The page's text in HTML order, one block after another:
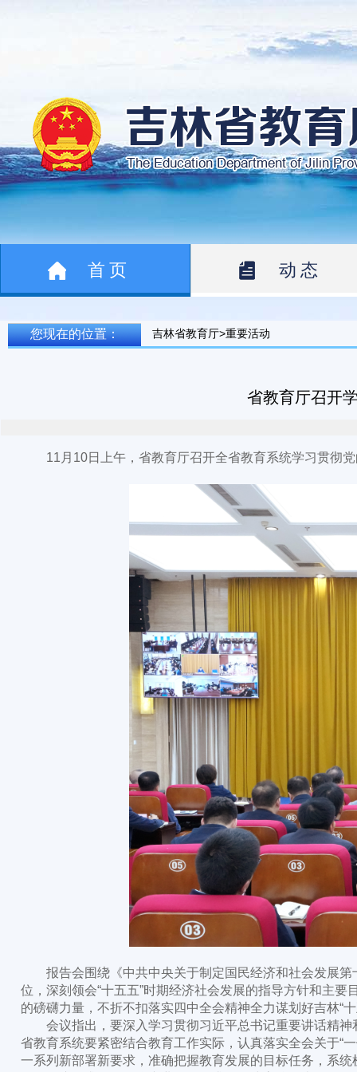
首页 动态
您现在的位置： 吉林省教育厅>重要活动
省教育厅召开
11月10日上午，省教育厅召开全省教育系统学习贯彻党
报告会围绕《中共中央关于制定国民经济和社会发展第
位，深刻领会“十五五”时期经济社会发展的指导方针和主
的磅礴力量，不折不扣落实四中全会精神全力谋划好吉林“
会议指出，要深入学习贯彻习近平总书记重要讲话精神
省教育系统要紧密结合教育工作实际，认真落实全会关于“
一系列新部署新要求，准确把握教育发展的目标任务，系